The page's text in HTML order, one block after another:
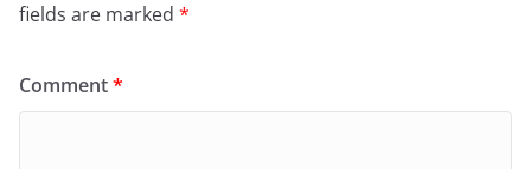
fields are marked *
Comment*